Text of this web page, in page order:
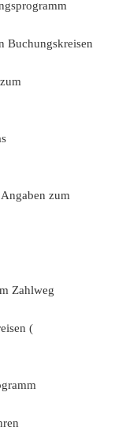
Buchungskreisen
zum
Zahlweg
(